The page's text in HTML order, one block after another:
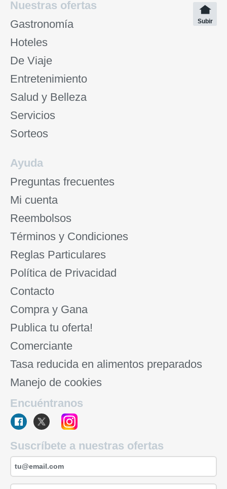
Nuestras ofertas
Gastronomía
Hoteles
De Viaje
Entretenimiento
Salud y Belleza
Servicios
Sorteos
Subir
Ayuda
Preguntas frecuentes
Mi cuenta
Reembolsos
Términos y Condiciones
Reglas Particulares
Política de Privacidad
Contacto
Compra y Gana
Publica tu oferta!
Comerciante
Tasa reducida en alimentos preparados
Manejo de cookies
Encuéntranos
Suscríbete a nuestras ofertas